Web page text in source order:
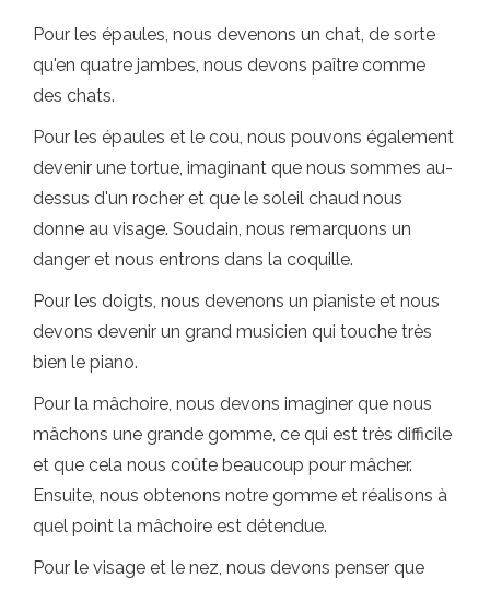
Pour les épaules, nous devenons un chat, de sorte
qu'en quatre jambes, nous devons paître comme
des chats.
Pour les épaules et le cou, nous pouvons également
devenir une tortue, imaginant que nous sommes au-
dessus d'un rocher et que le soleil chaud nous
donne au visage. Soudain, nous remarquons un
danger et nous entrons dans la coquille.
Pour les doigts, nous devenons un pianiste et nous
devons devenir un grand musicien qui touche très
bien le piano.
Pour la mâchoire, nous devons imaginer que nous
mâchons une grande gomme, ce qui est très difficile
et que cela nous coûte beaucoup pour mâcher.
Ensuite, nous obtenons notre gomme et réalisons à
quel point la mâchoire est détendue.
Pour le visage et le nez, nous devons penser que